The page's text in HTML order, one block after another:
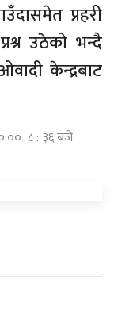
प्रहरी
उठेको भन्दै
केन्द्रबाट
८ : ३६ बजे